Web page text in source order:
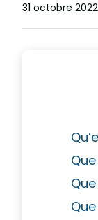
31 octobre 2022